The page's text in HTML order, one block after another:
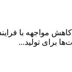
مواجهه با
برای تولید...